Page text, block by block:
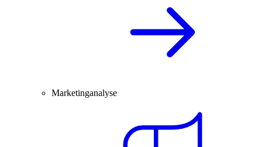
Marketinganalyse